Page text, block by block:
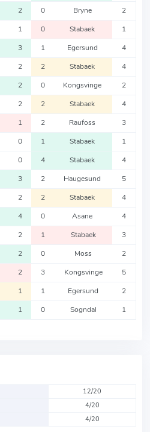
2 0 Bryne 2
1 0 Stabaek 1
3 1 Egersund 4
2 2 Stabaek 4
2 0 Kongsvinge 2
2 2 Stabaek 4
1 2 Raufoss 3
0 1 Stabaek 1
0 4 Stabaek 4
3 2 Haugesund 5
2 2 Stabaek 4
4 0 Asane 4
2 1 Stabaek 3
2 0 Moss 2
2 3 Kongsvinge 5
1 1 Egersund 2
1 0 Sogndal 1
12/20
4/20
4/20